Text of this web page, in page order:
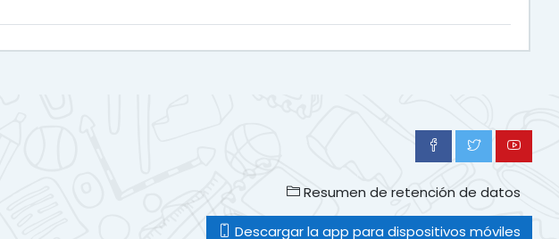
Resumen de retención de datos
Descargar la app para dispositivos móviles